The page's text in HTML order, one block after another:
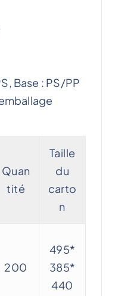
Base : PS/PP
Quan
tité
Taille
du
carto
n
200
495*
385*
440